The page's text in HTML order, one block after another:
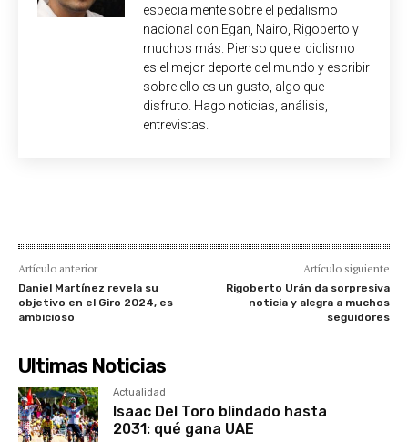
especialmente sobre el pedalismo
nacional con Egan, Nairo, Rigoberto y
muchos más. Pienso que el ciclismo
es el mejor deporte del mundo y escribir
sobre ello es un gusto, algo que
disfruto. Hago noticias, análisis,
entrevistas.
Artículo anterior
Daniel Martínez revela su
objetivo en el Giro 2024, es
ambicioso
Artículo siguiente
Rigoberto Urán da sorpresiva
noticia y alegra a muchos
seguidores
Ultimas Noticias
Actualidad
Isaac Del Toro blindado hasta
2031: qué gana UAE